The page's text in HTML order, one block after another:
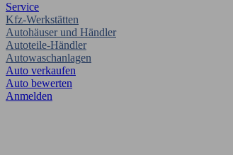
Service
Kfz-Werkstätten
Autohäuser und Händler
Autoteile-Händler
Autowaschanlagen
Auto verkaufen
Auto bewerten
Anmelden